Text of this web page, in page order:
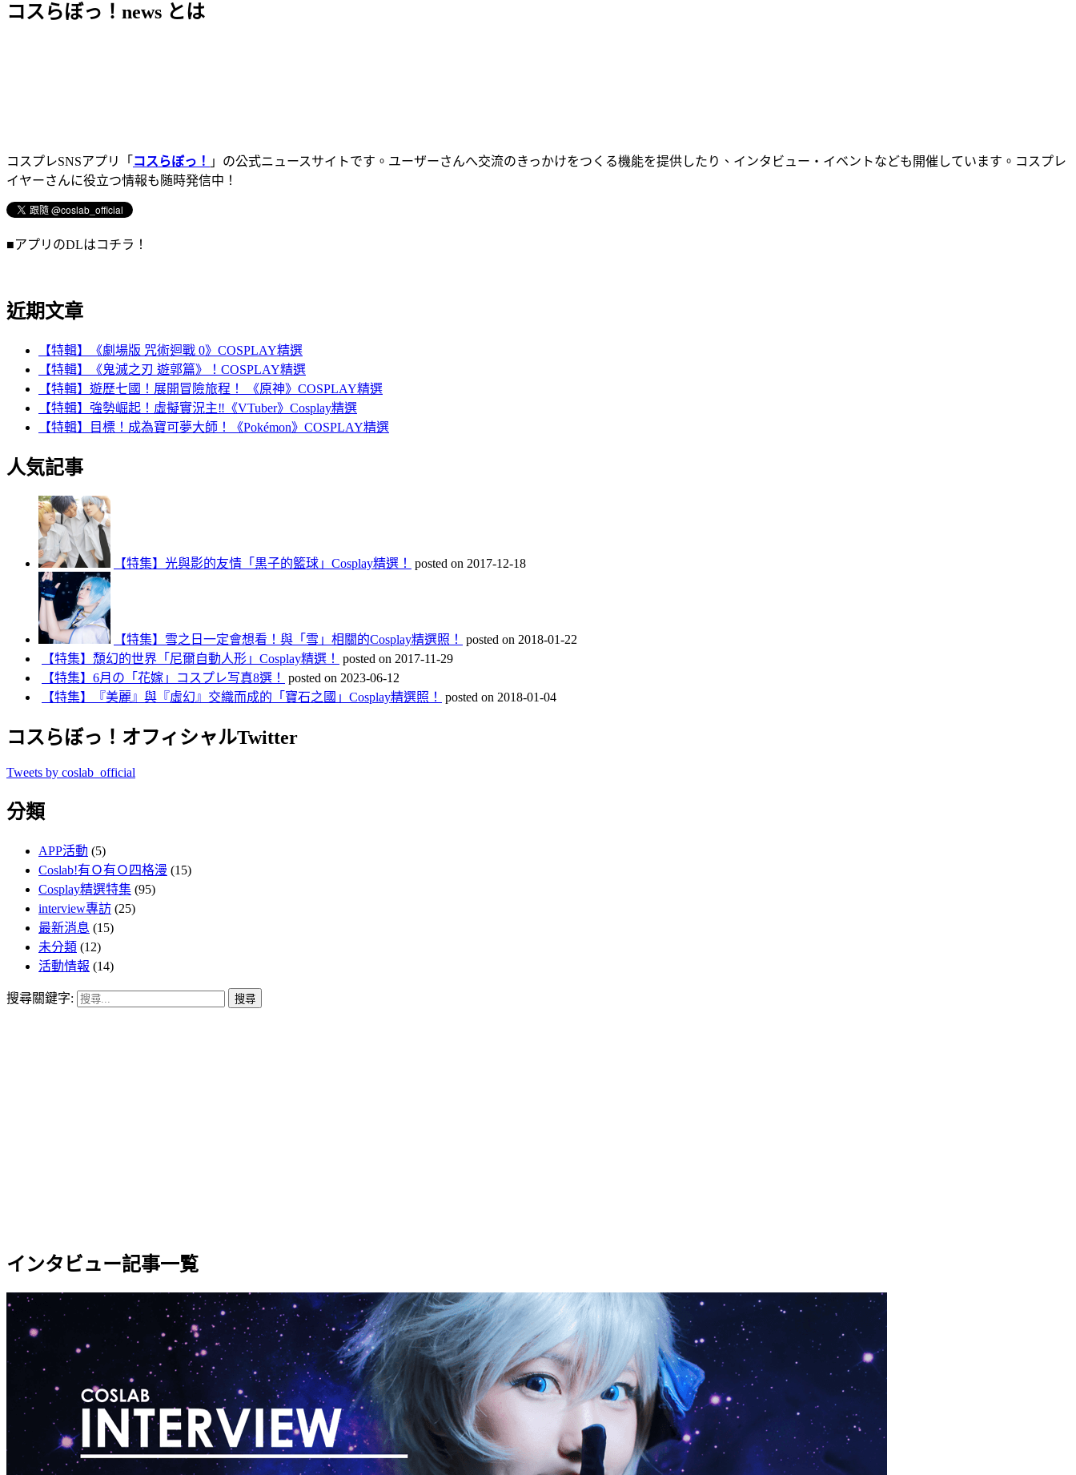
コスらぼっ！news とは
コスプレSNSアプリ「 コスらぼっ！ 」の公式ニュースサイトです。ユーザーさんへ交流のきっかけをつくる機能を提供したり、インタビュー・イベントなども開催しています。コスプレ
イヤーさんに役立つ情報も随時発信中！
■アプリのDLはコチラ！
近期文章
【特輯】《劇場版 咒術迴戰 0》COSPLAY精選
【特輯】《鬼滅之刃 遊郭篇》！COSPLAY精選
【特輯】遊歷七國！展開冒險旅程！ 《原神》COSPLAY精選
【特輯】強勢崛起！虛擬實況主‼️《VTuber》Cosplay精選
【特輯】目標！成為寶可夢大師！《Pokémon》COSPLAY精選
人気記事
【特集】光與影的友情「黒子的籃球」Cosplay精選！ posted on 2017-12-18
【特集】雪之日一定會想看！與「雪」相關的Cosplay精選照！
posted on 2018-01-22
【特集】頹幻的世界「尼爾自動人形」Cosplay精選！
posted on 2017-11-29
【特集】6月の「花嫁」コスプレ写真8選！
posted on 2023-06-12
【特集】『美麗』與『虛幻』交織而成的「寶石之國」Cosplay精選照！
posted on 2018-01-04
コスらぼっ！オフィシャルTwitter
Tweets by coslab_official
分類
APP活動 (5)
Coslab!有Ｏ有Ｏ四格漫 (15)
Cosplay精選特集 (95)
interview專訪 (25)
最新消息 (15)
未分類 (12)
活動情報 (14)
搜尋關鍵字:
インタビュー記事一覧